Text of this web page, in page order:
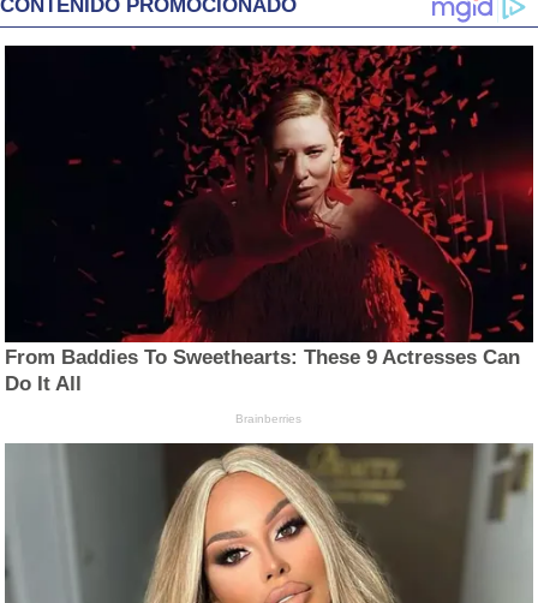
CONTENIDO PROMOCIONADO
From Baddies To Sweethearts: These 9 Actresses Can
Do It All
Brainberries